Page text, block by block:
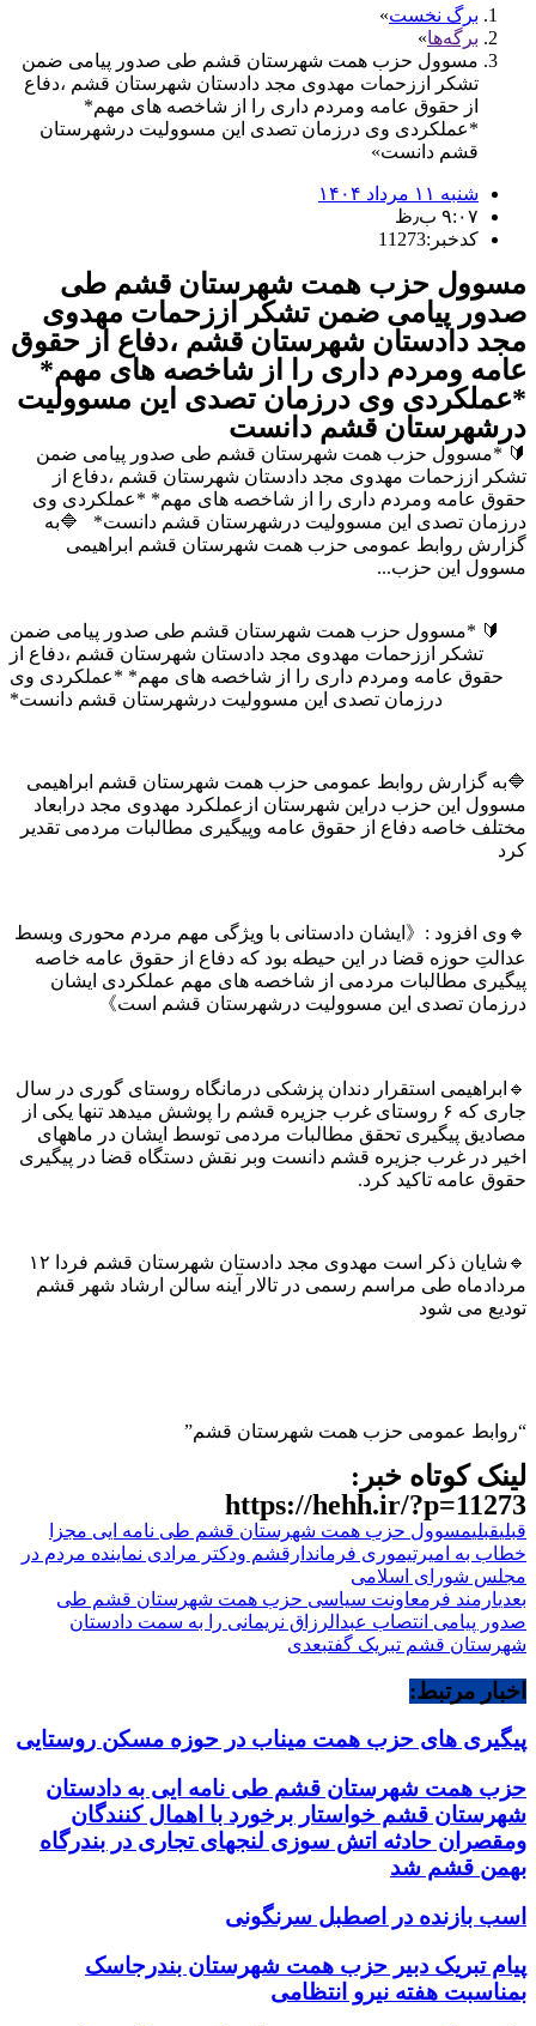
برگ نخست
برگه‌ها
مسوول حزب همت شهرستان قشم طی صدور پیامی ضمن
تشکر اززحمات مهدوی مجد دادستان شهرستان قشم ،دفاع
از حقوق عامه ومردم داری را از شاخصه های مهم*
*عملکردی وی درزمان تصدی این مسوولیت درشهرستان
قشم دانست
شنبه ۱۱ مرداد ۱۴۰۴
۹:۰۷ ب٫ظ
کدخبر:11273
مسوول حزب همت شهرستان قشم طی
صدور پیامی ضمن تشکر اززحمات مهدوی
مجد دادستان شهرستان قشم ،دفاع از حقوق
عامه ومردم داری را از شاخصه های مهم*
*عملکردی وی درزمان تصدی این مسوولیت
درشهرستان قشم دانست
🔰 *مسوول حزب همت شهرستان قشم طی صدور پیامی ضمن
تشکر اززحمات مهدوی مجد دادستان شهرستان قشم ،دفاع از
حقوق عامه ومردم داری را از شاخصه های مهم* *عملکردی وی
درزمان تصدی این مسوولیت درشهرستان قشم دانست* 🔷به
گزارش روابط عمومی حزب همت شهرستان قشم ابراهیمی
مسوول این حزب...
🔰 *مسوول حزب همت شهرستان قشم طی صدور پیامی ضمن
تشکر اززحمات مهدوی مجد دادستان شهرستان قشم ،دفاع از
حقوق عامه ومردم داری را از شاخصه های مهم* *عملکردی وی
درزمان تصدی این مسوولیت درشهرستان قشم دانست*
🔷به گزارش روابط عمومی حزب همت شهرستان قشم ابراهیمی
مسوول این حزب دراین شهرستان ازعملکرد مهدوی مجد درابعاد
مختلف خاصه دفاع از حقوق عامه وپیگیری مطالبات مردمی تقدیر
کرد
🔹وی افزود :《ایشان دادستانی با ویژگی مهم مردم محوری وبسط
عدالتِ حوزه قضا در این حیطه بود که دفاع از حقوق عامه خاصه
پیگیری مطالبات مردمی از شاخصه های مهم عملکردی ایشان
درزمان تصدی این مسوولیت درشهرستان قشم است》
🔹ابراهیمی استقرار دندان پزشکی درمانگاه روستای گوری در سال
جاری که ۶ روستای غرب جزیره قشم را پوشش میدهد تنها یکی از
مصادیق پیگیری تحقق مطالبات مردمی توسط ایشان در ماههای
اخیر در غرب جزیره قشم دانست وبر نقش دستگاه قضا در پیگیری
حقوق عامه تاکید کرد.
🔹شایان ذکر است مهدوی مجد دادستان شهرستان قشم فردا ۱۲
مردادماه طی مراسم رسمی در تالار آینه سالن ارشاد شهر قشم
تودیع می شود
“روابط عمومی حزب همت شهرستان قشم”
لینک کوتاه خبر:
https://hehh.ir/?p=11273
قبلیقبلیمسوول حزب همت شهرستان قشم طی نامه ایی مجزا
خطاب به امیرتیموری فرماندارقشم ودکتر مرادی نماینده مردم در
مجلس شورای اسلامی
بعدیارمند فرمعاونت سیاسی حزب همت شهرستان قشم طی
صدور پیامی انتصاب عبدالرزاق نریمانی را به سمت دادستان
شهرستان قشم تبریک گفتبعدی
اخبار مرتبط:
پیگیری های حزب همت میناب در حوزه مسکن روستایی
حزب همت شهرستان قشم طی نامه ایی به دادستان
شهرستان قشم خواستار برخورد با اهمال کنندگان
ومقصران حادثه اتش سوزی لنجهای تجاری در بندرگاه
بهمن قشم شد
اسب بازنده در اصطبل سرنگونی
پیام تبریک دبیر حزب همت شهرستان بندرجاسک
بمناسبت هفته نیرو انتظامی